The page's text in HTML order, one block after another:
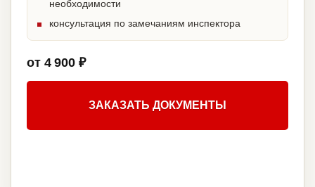
необходимости
консультация по замечаниям инспектора
от 4 900 ₽
ЗАКАЗАТЬ ДОКУМЕНТЫ